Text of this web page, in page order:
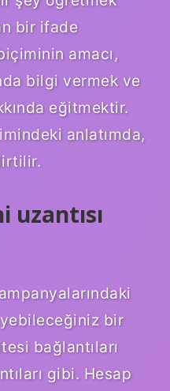
bir ifade
amacı,
bilgi vermek ve
eğitmektir.
anlatımda,
uzantısı
bir
bağlantıları
gibi. Hesap